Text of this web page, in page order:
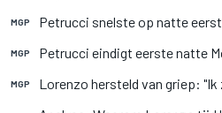
MGP Petrucci snelste op natte
MGP Petrucci eindigt eerste natte
MGP Lorenzo hersteld van griep: